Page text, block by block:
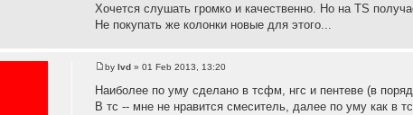
Хочется слушать громко и качественно. Но на TS
Не покупать же колонки новые для этого...
bylvd » 01 Feb 2013, 13:20
Наиболее по уму сделано в тсфм, нгс и пентеве (в
В тс -- мне не нравится смеситель, далее по уму как в